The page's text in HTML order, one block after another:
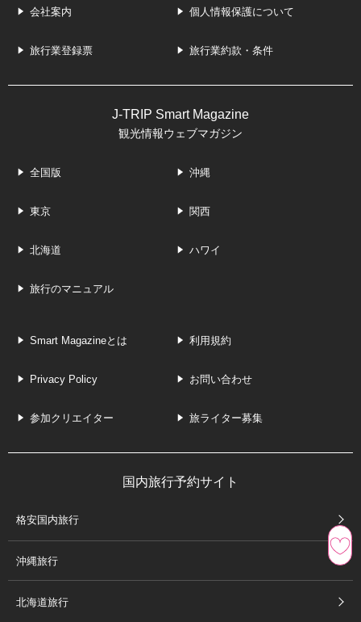
会社案内 個人情報保護について
旅行業登録票 旅行業約款・条件
J-TRIP Smart Magazine
観光情報ウェブマガジン
全国版 沖縄
東京 関西
北海道 ハワイ
旅行のマニュアル
Smart Magazineとは 利用規約
Privacy Policy お問い合わせ
参加クリエイター 旅ライター募集
国内旅行予約サイト
格安国内旅行
沖縄旅行
北海道旅行